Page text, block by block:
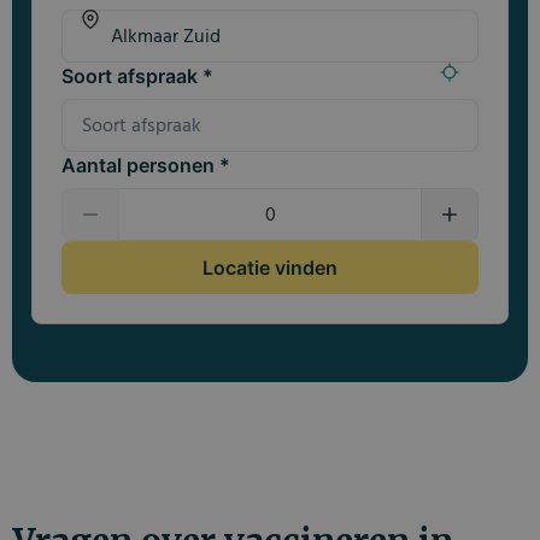
Soort afspraak *
Aantal personen *
Locatie vinden